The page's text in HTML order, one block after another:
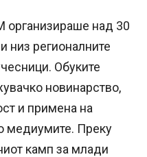
организираше над 30
низ регионалните
Обуките
новинарство,
и примена на
медиумите. Преку
камп за млади